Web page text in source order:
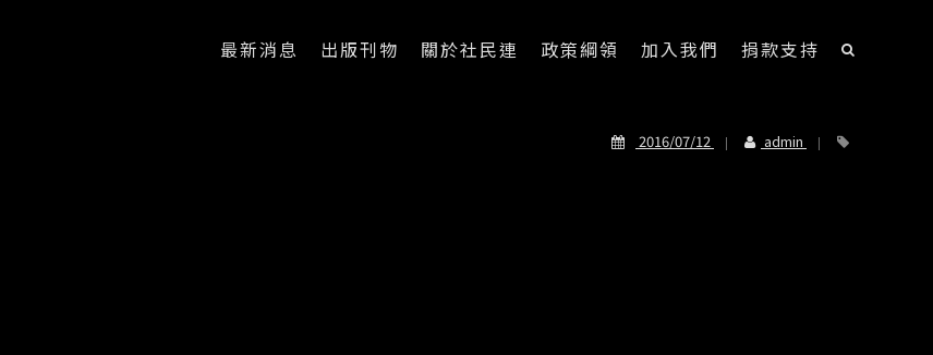
最新消息 出版刊物 關於社民連 政策綱領 加入我們 捐款支持
2016/07/12 admin